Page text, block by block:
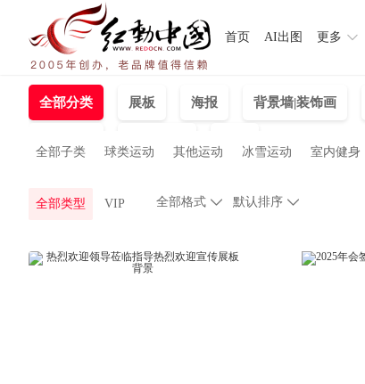
首页 AI出图 更多
全部分类 展板 海报 背景墙|装饰画
全部子类 球类运动 其他运动 冰雪运动 室内健身
全部类型 VIP 
全部格式 默认排序 